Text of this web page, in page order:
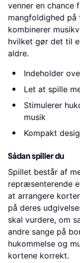
venner en chance
mangfoldighed
kombinerer
hvilket gør det til
aldre.
Indeholder
Let at spille
Stimulerer
musik
Kompakt
Sådan spiller du
Spillet består af
repræsenterende
at arrangere
på deres
skal vurdere, om
andre sange på
hukommelse og
kortene korrekt.